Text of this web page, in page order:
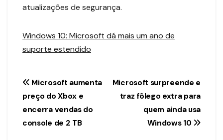
atualizações de segurança.
Windows 10: Microsoft dá mais um ano de
suporte estendido
Navegação
de
Post
Microsoft surpreende e
traz fôlego extra para
quem ainda usa
Windows 10
Microsoft aumenta
preço do Xbox e
encerra vendas do
console de 2 TB